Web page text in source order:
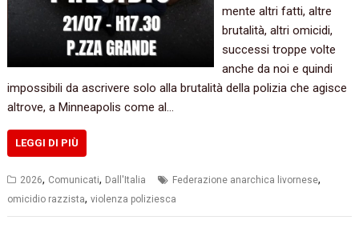
mente altri fatti, altre
brutalità, altri omicidi,
successi troppe volte
anche da noi e quindi
impossibili da ascrivere solo alla brutalità della polizia che agisce
altrove, a Minneapolis come al…
LEGGI DI PIÙ
2026, Comunicati, Dall'Italia Federazione anarchica livornese,
omicidio razzista,violenza poliziesca